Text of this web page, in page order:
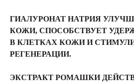
ГИАЛУРОНАТ НАТРИЯ
КОЖИ, СПОСОБСТВУЕТ
В КЛЕТКАХ КОЖИ И
РЕГЕНЕРАЦИИ.
ЭКСТРАКТ РОМАШКИ